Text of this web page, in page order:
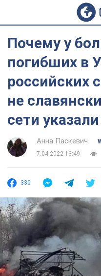
Почему у
погибших в
российских
не
сети
Анна Паскевич
7.04.2022 13:49
330